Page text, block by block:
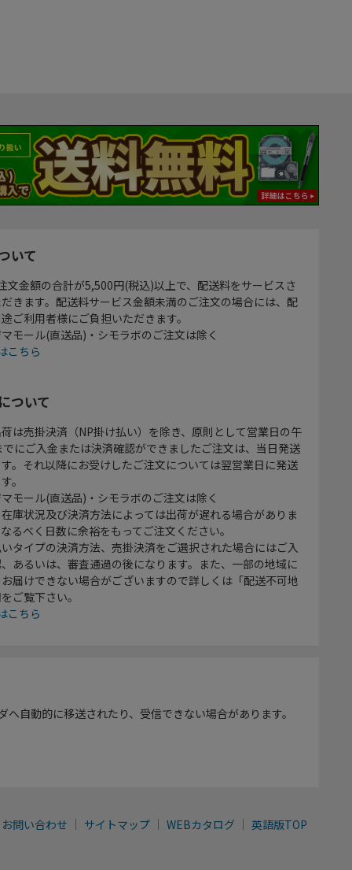
いて
文金額の合計が5,500円(税込)以上で、配送料をサービスさ
きます。配送料サービス金額未満のご注文の場合には、配
ご利用者様にご負担いただきます。
モール(直送品)・シモラボのご注文は除く
こちら
ついて
は売掛決済（NP掛け払い）を除き、原則として営業日の午
でにご入金または決済確認ができましたご注文は、当日発送
。それ以降にお受けしたご注文については翌営業日に発送
。
モール(直送品)・シモラボのご注文は除く
庫状況及び決済方法によっては出荷が遅れる場合がありま
るべく日数に余裕をもってご注文ください。
タイプの決済方法、売掛決済をご選択された場合にはご入
あるいは、審査通過の後になります。また、一部の地域に
届けできない場合がございますので詳しくは「配送不可地
ご覧下さい。
こちら
自動的に移送されたり、受信できない場合があります。
お問い合わせ サイトマップ WEBカタログ 英語版TOP